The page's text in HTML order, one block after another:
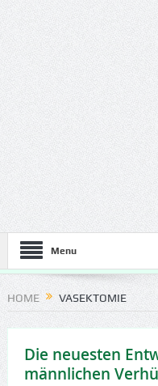
Menu
HOME VASEKTOMIE
Die neuesten
männlichen